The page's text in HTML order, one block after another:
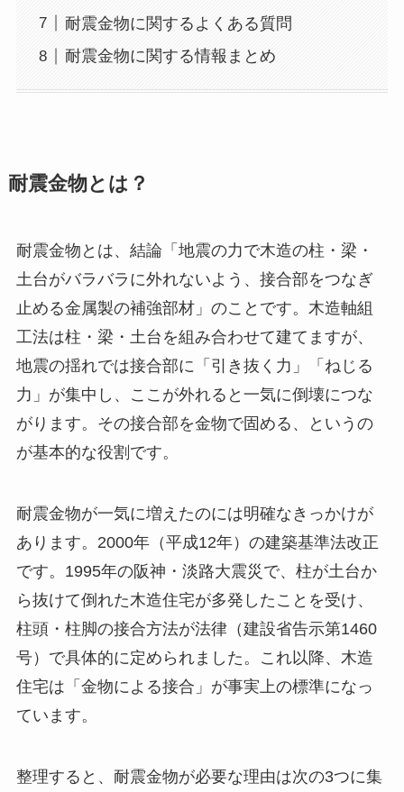
耐震金物に関するよくある質問
耐震金物に関する情報まとめ
耐震金物とは？
耐震金物とは、結論「地震の力で木造の柱・梁・
土台がバラバラに外れないよう、接合部をつなぎ
止める金属製の補強部材」のことです。木造軸組
工法は柱・梁・土台を組み合わせて建てますが、
地震の揺れでは接合部に「引き抜く力」「ねじる
力」が集中し、ここが外れると一気に倒壊につな
がります。その接合部を金物で固める、というの
が基本的な役割です。
耐震金物が一気に増えたのには明確なきっかけが
あります。2000年（平成12年）の建築基準法改正
です。1995年の阪神・淡路大震災で、柱が土台か
ら抜けて倒れた木造住宅が多発したことを受け、
柱頭・柱脚の接合方法が法律（建設省告示第1460
号）で具体的に定められました。これ以降、木造
住宅は「金物による接合」が事実上の標準になっ
ています。
整理すると、耐震金物が必要な理由は次の3つに集